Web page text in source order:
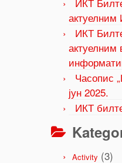
ИКТ
актуелним
Часопис
јун 2025.
ИКТ
Activity (3)